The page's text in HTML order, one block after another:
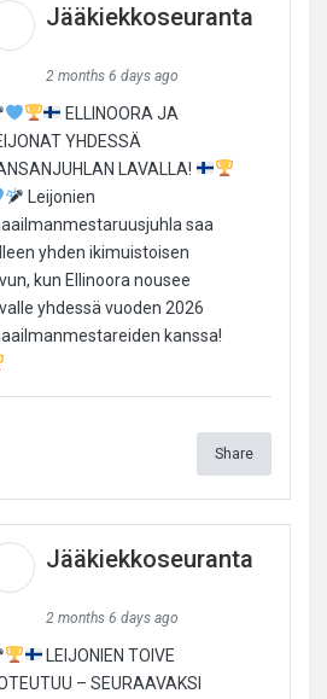
Jääkiekkoseuranta
2 months 6 days ago
ELLINOORA JA
YHDESSÄ
LAVALLA!
Leijonien
saa
yhden ikimuistoisen
kun Ellinoora nousee
yhdessä vuoden 2026
kanssa!
Share
Jääkiekkoseuranta
2 months 6 days ago
LEIJONIEN TOIVE
– SEURAAVAKSI